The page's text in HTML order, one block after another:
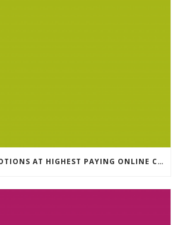
EVENT PROMOTIONS AT HIGHEST PAYING ONLINE CASINOS WITH BEST RTP